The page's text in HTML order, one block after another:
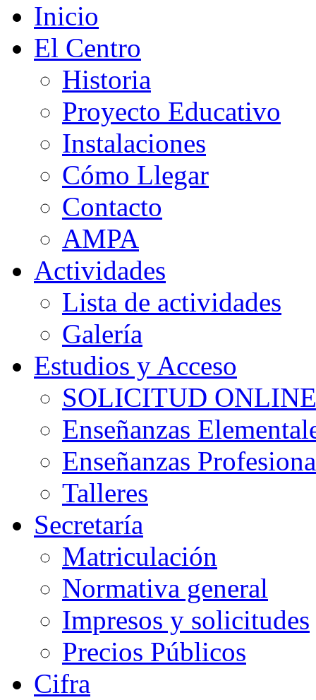
Inicio
El Centro
Historia
Proyecto Educativo
Instalaciones
Cómo Llegar
Contacto
AMPA
Actividades
Lista de actividades
Galería
Estudios y Acceso
SOLICITUD ONLINE
Enseñanzas
Enseñanzas
Talleres
Secretaría
Matriculación
Normativa general
Impresos y solicitudes
Precios Públicos
Cifra